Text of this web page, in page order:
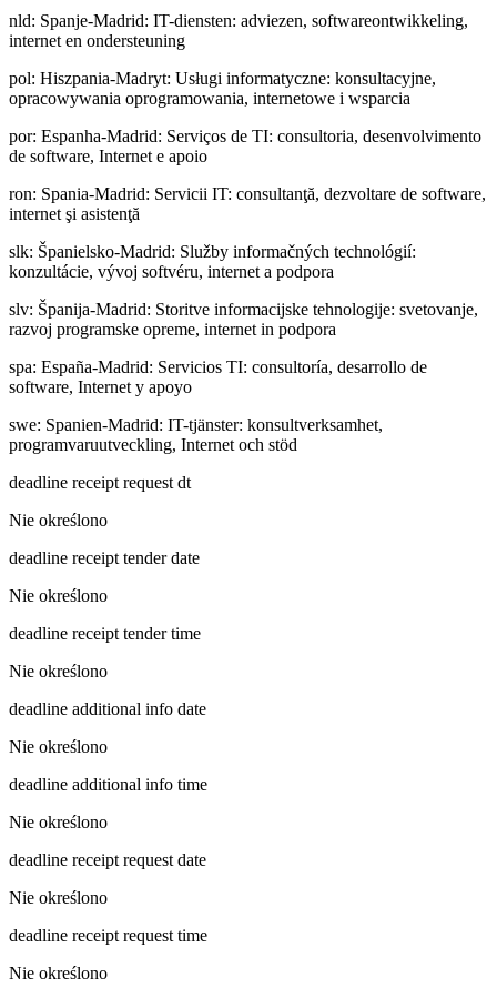
nld: Spanje-Madrid: IT-diensten: adviezen, softwareontwikkeling,
internet en ondersteuning
pol: Hiszpania-Madryt: Usługi informatyczne: konsultacyjne,
opracowywania oprogramowania, internetowe i wsparcia
por: Espanha-Madrid: Serviços de TI: consultoria, desenvolvimento
de software, Internet e apoio
ron: Spania-Madrid: Servicii IT: consultanţă, dezvoltare de software,
internet şi asistenţă
slk: Španielsko-Madrid: Služby informačných technológií:
konzultácie, vývoj softvéru, internet a podpora
slv: Španija-Madrid: Storitve informacijske tehnologije: svetovanje,
razvoj programske opreme, internet in podpora
spa: España-Madrid: Servicios TI: consultoría, desarrollo de
software, Internet y apoyo
swe: Spanien-Madrid: IT-tjänster: konsultverksamhet,
programvaruutveckling, Internet och stöd
deadline receipt request dt
Nie określono
deadline receipt tender date
Nie określono
deadline receipt tender time
Nie określono
deadline additional info date
Nie określono
deadline additional info time
Nie określono
deadline receipt request date
Nie określono
deadline receipt request time
Nie określono